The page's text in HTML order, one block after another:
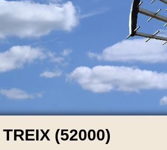
TREIX (52000)